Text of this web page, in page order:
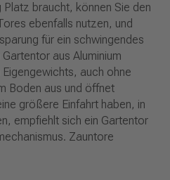
braucht, können Sie den
ebenfalls nutzen, und
für ein schwingendes
aus Aluminium
auch ohne
Boden aus und öffnet
größere Einfahrt haben, in
empfiehlt sich ein Gartentor
Zauntore